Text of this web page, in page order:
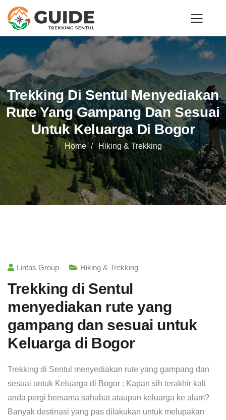
Trekking Di Sentul Menyediakan
Rute Yang Gampang Dan Sesuai
Untuk Keluarga Di Bogor
Home Hiking & Trekking
Lintas Group Hiking & Trekking
Trekking di Sentul
menyediakan rute yang
gampang dan sesuai untuk
Keluarga di Bogor
Trekking di Sentul menyediakan rute yang gampang dan
sesuai untuk Keluarga di Bogor : Kapan sih terakhir kali
anda pergi bersama sahabat ataupun keluarga ke alam?
Banyak destinasi yang pas dilakukan untuk melupakan